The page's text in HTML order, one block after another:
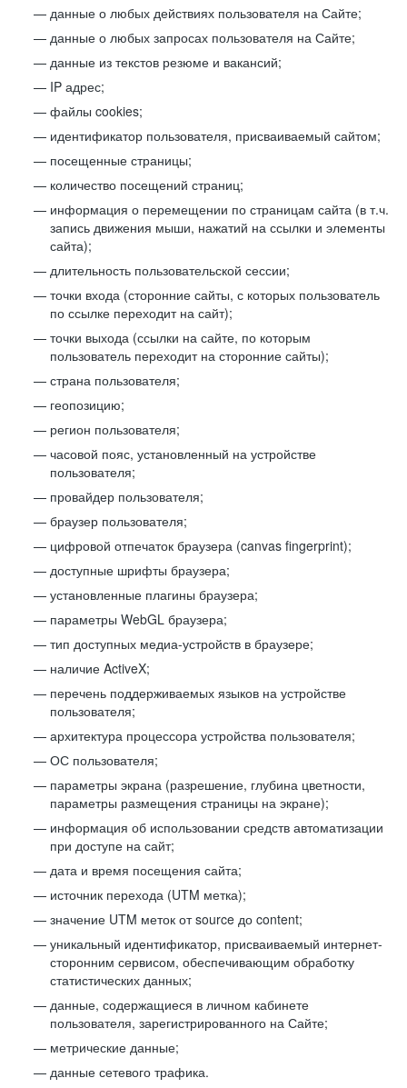
данные о любых действиях пользователя на Сайте;
данные о любых запросах пользователя на Сайте;
данные из текстов резюме и вакансий;
IP адрес;
файлы cookies;
идентификатор пользователя, присваиваемый сайтом;
посещенные страницы;
количество посещений страниц;
информация о перемещении по страницам сайта (в т.ч.
запись движения мыши, нажатий на ссылки и элементы
сайта);
длительность пользовательской сессии;
точки входа (сторонние сайты, с которых пользователь
по ссылке переходит на сайт);
точки выхода (ссылки на сайте, по которым
пользователь переходит на сторонние сайты);
страна пользователя;
геопозицию;
регион пользователя;
часовой пояс, установленный на устройстве
пользователя;
провайдер пользователя;
браузер пользователя;
цифровой отпечаток браузера (canvas fingerprint);
доступные шрифты браузера;
установленные плагины браузера;
параметры WebGL браузера;
тип доступных медиа-устройств в браузере;
наличие ActiveX;
перечень поддерживаемых языков на устройстве
пользователя;
архитектура процессора устройства пользователя;
ОС пользователя;
параметры экрана (разрешение, глубина цветности,
параметры размещения страницы на экране);
информация об использовании средств автоматизации
при доступе на сайт;
дата и время посещения сайта;
источник перехода (UTM метка);
значение UTM меток от source до content;
уникальный идентификатор, присваиваемый интернет-
сторонним сервисом, обеспечивающим обработку
статистических данных;
данные, содержащиеся в личном кабинете
пользователя, зарегистрированного на Сайте;
метрические данные;
данные сетевого трафика.